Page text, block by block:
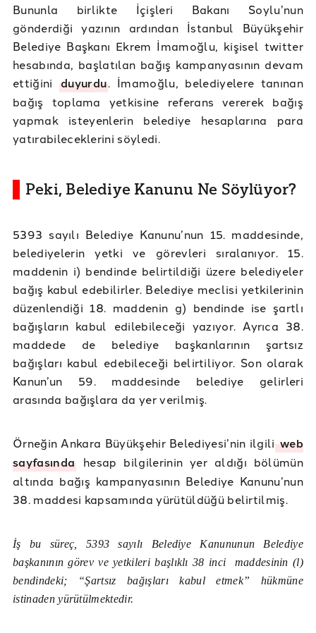
Bununla birlikte İçişleri Bakanı Soylu’nun
gönderdiği yazının ardından İstanbul Büyükşehir
Belediye Başkanı Ekrem İmamoğlu, kişisel twitter
hesabında, başlatılan bağış kampanyasının devam
ettiğiniduyurdu. İmamoğlu, belediyelere tanınan
bağış toplama yetkisine referans vererek bağış
yapmak isteyenlerin belediye hesaplarına para
yatırabileceklerini söyledi.
Peki, Belediye Kanunu Ne Söylüyor?
5393 sayılı Belediye Kanunu’nun 15. maddesinde,
belediyelerin yetki ve görevleri sıralanıyor. 15.
maddenin i) bendinde belirtildiği üzere belediyeler
bağış kabul edebilirler. Belediye meclisi yetkilerinin
düzenlendiği 18. maddenin g) bendinde ise şartlı
bağışların kabul edilebileceği yazıyor. Ayrıca 38.
maddede de belediye başkanlarının şartsız
bağışları kabul edebileceği belirtiliyor. Son olarak
Kanun’un 59. maddesinde belediye gelirleri
arasında bağışlara da yer verilmiş.
Örneğin Ankara Büyükşehir Belediyesi’nin ilgiliweb
sayfasında hesap bilgilerinin yer aldığı bölümün
altında bağış kampanyasının Belediye Kanunu’nun
38. maddesi kapsamında yürütüldüğü belirtilmiş.
İş bu süreç, 5393 sayılı Belediye Kanununun Belediye
başkanının görev ve yetkileri başlıklı 38 inci maddesinin (l)
bendindeki; “Şartsız bağışları kabul etmek” hükmüne
istinaden yürütülmektedir.